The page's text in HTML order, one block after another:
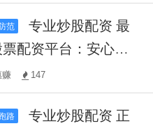
范
专业炒股配资 最
配资平台：安心投
增值
赚 147
路
专业炒股配资 正